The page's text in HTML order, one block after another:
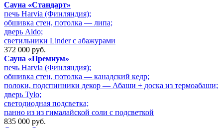
Сауна «Стандарт»
печь Harvia (Финляндия);
обшивка стен, потолка — липа;
дверь Aldo;
светильники Linder с абажурами
372 000 руб.
Сауна «Премиум»
печь Harvia (Финляндия);
обшивка стен, потолка — канадский кедр;
полоки, подспинники декор — Абаши + доска из термоабаши;
дверь Tylo;
cветодиодная подсветка;
панно из из гималайской соли с подсветкой
835 000 руб.